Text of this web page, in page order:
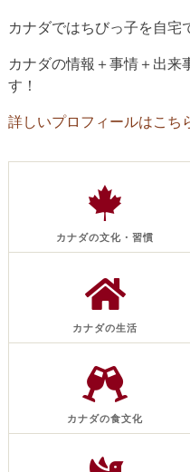
カナダではちびっ子を自宅
カナダの情報＋事情＋出来
す！
詳しいプロフィールはこち
カナダの文化・習慣
カナダの生活
カナダの食文化